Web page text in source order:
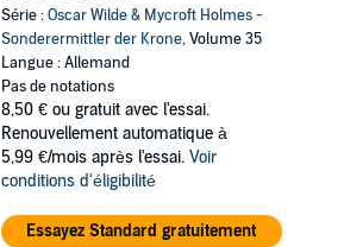
Série :Oscar Wilde & Mycroft Holmes -
Sonderermittler der Krone, Volume 35
Langue : Allemand
Pas de notations
8,50 € ou gratuit avec l'essai.
Renouvellement automatique à
5,99 €/mois après l'essai. Voir
conditions d'éligibilité
Essayez Standard gratuitement